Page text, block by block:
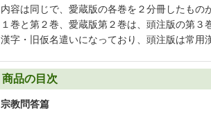
内容は同じで、愛蔵版の各巻を２分冊したも
１巻と第２巻、愛蔵版第２巻は、頭注版の第
漢字・旧仮名遣いになっており、頭注版は常用
商品の目次
宗教問答篇